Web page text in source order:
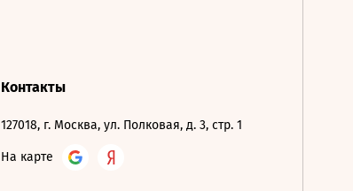
Контакты
127018, г. Москва, ул. Полковая, д. 3, стр. 1
На карте